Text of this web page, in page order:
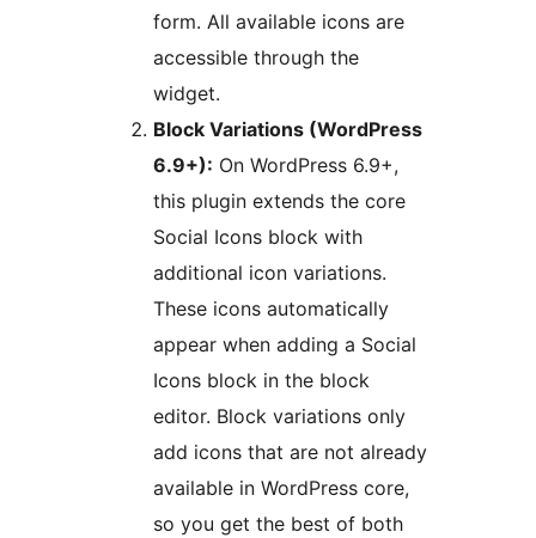
form. All available icons are
accessible through the
widget.
Block Variations (WordPress
6.9+): On WordPress 6.9+,
this plugin extends the core
Social Icons block with
additional icon variations.
These icons automatically
appear when adding a Social
Icons block in the block
editor. Block variations only
add icons that are not already
available in WordPress core,
so you get the best of both